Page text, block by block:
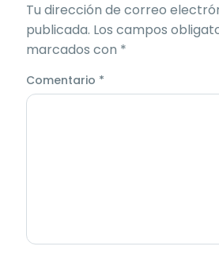
Tu dirección de correo
publicada. Los campos
marcados con *
Comentario *